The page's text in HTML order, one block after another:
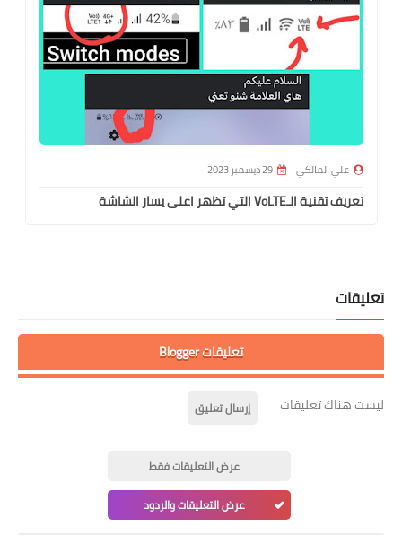
علي المالكي 29 ديسمبر 2023
تعريف تقنية الـVoLTE التي تظهر اعلى يسار الشاشة
تعليقات
تعليقات Blogger
ليست هناك تعليقات إرسال تعليق
عرض التعليقات فقط
عرض التعليقات والردود